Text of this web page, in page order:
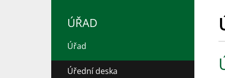
ÚŘAD
Úřad
Úřední deska